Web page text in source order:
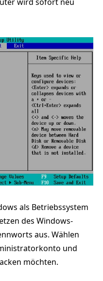
als Betriebssystem
des Windows-
aus. Wählen
und
möchten.